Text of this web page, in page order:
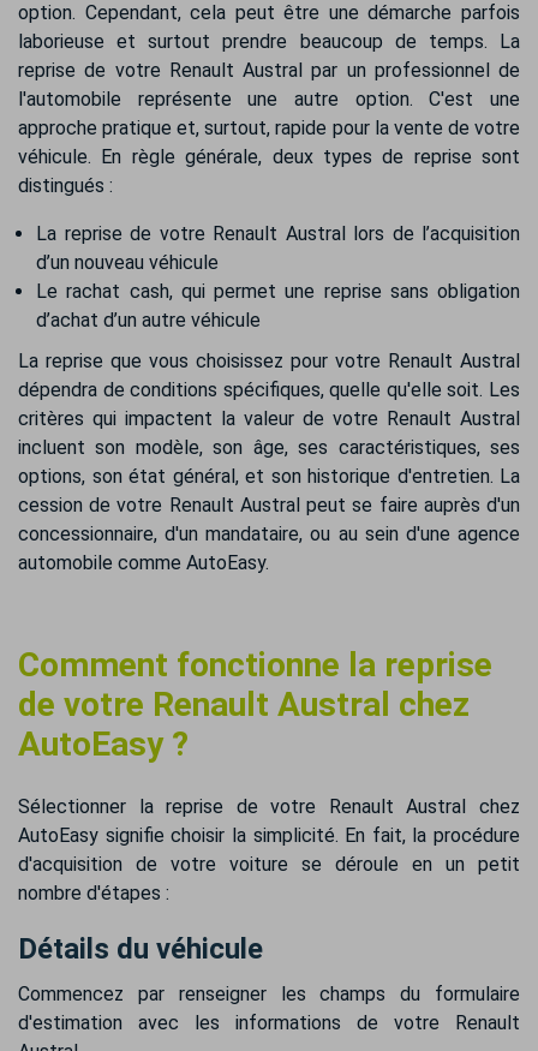
option. Cependant, cela peut être une démarche parfois
laborieuse et surtout prendre beaucoup de temps. La
reprise de votre Renault Austral par un professionnel de
l'automobile représente une autre option. C'est une
approche pratique et, surtout, rapide pour la vente de votre
véhicule. En règle générale, deux types de reprise sont
distingués :
La reprise de votre Renault Austral lors de l’acquisition
d’un nouveau véhicule
Le rachat cash, qui permet une reprise sans obligation
d’achat d’un autre véhicule
La reprise que vous choisissez pour votre Renault Austral
dépendra de conditions spécifiques, quelle qu'elle soit. Les
critères qui impactent la valeur de votre Renault Austral
incluent son modèle, son âge, ses caractéristiques, ses
options, son état général, et son historique d'entretien. La
cession de votre Renault Austral peut se faire auprès d'un
concessionnaire, d'un mandataire, ou au sein d'une agence
automobile comme AutoEasy.
Comment fonctionne la reprise
de votre Renault Austral chez
AutoEasy ?
Sélectionner la reprise de votre Renault Austral chez
AutoEasy signifie choisir la simplicité. En fait, la procédure
d'acquisition de votre voiture se déroule en un petit
nombre d'étapes :
Détails du véhicule
Commencez par renseigner les champs du formulaire
d'estimation avec les informations de votre Renault